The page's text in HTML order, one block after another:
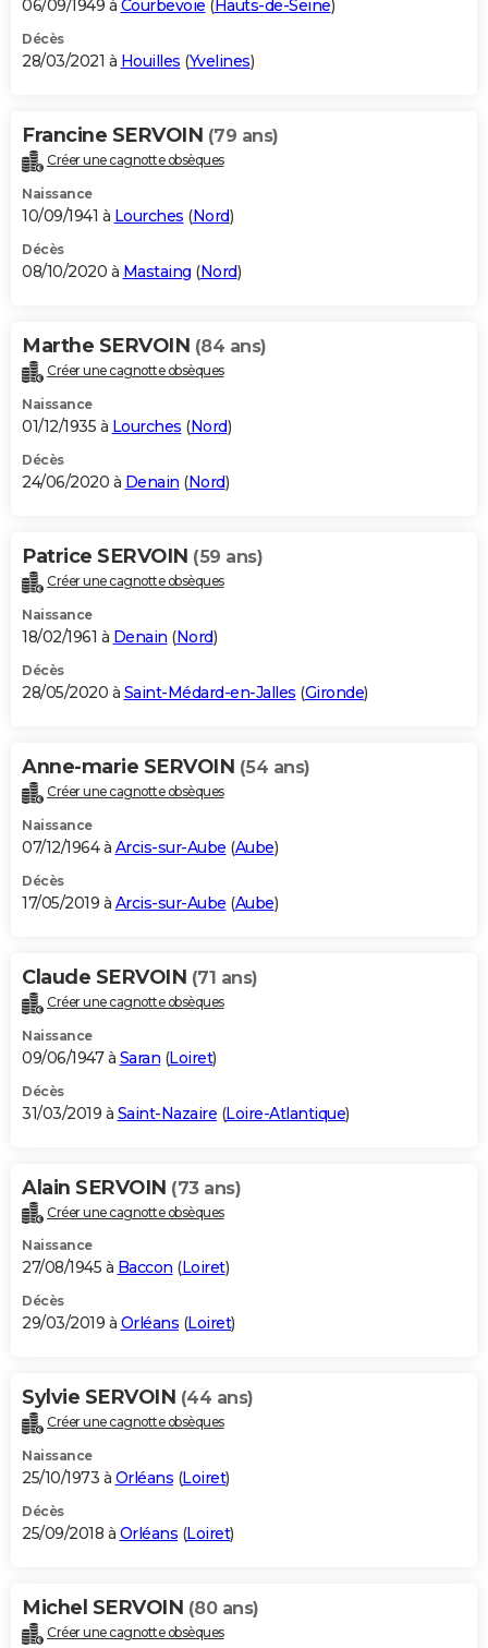
06/09/1949 à Courbevoie ( Hauts-de-Seine)
Décès
28/03/2021 à Houilles (Yvelines)
Francine SERVOIN (79 ans)
Créer une cagnotte obsèques
Naissance
10/09/1941 à Lourches (Nord)
Décès
08/10/2020 à Mastaing (Nord)
Marthe SERVOIN (84 ans)
Créer une cagnotte obsèques
Naissance
01/12/1935 à Lourches (Nord)
Décès
24/06/2020 à Denain (Nord)
Patrice SERVOIN (59 ans)
Créer une cagnotte obsèques
Naissance
18/02/1961 à Denain (Nord)
Décès
28/05/2020 à Saint-Médard-en-Jalles (Gironde)
Anne-marie SERVOIN (54 ans)
Créer une cagnotte obsèques
Naissance
07/12/1964 à Arcis-sur-Aube (Aube)
Décès
17/05/2019 à Arcis-sur-Aube (Aube)
Claude SERVOIN (71 ans)
Créer une cagnotte obsèques
Naissance
09/06/1947 à Saran (Loiret)
Décès
31/03/2019 à Saint-Nazaire (Loire-Atlantique)
Alain SERVOIN (73 ans)
Créer une cagnotte obsèques
Naissance
27/08/1945 à Baccon (Loiret)
Décès
29/03/2019 à Orléans (Loiret)
Sylvie SERVOIN (44 ans)
Créer une cagnotte obsèques
Naissance
25/10/1973 à Orléans (Loiret)
Décès
25/09/2018 à Orléans (Loiret)
Michel SERVOIN (80 ans)
Créer une cagnotte obsèques